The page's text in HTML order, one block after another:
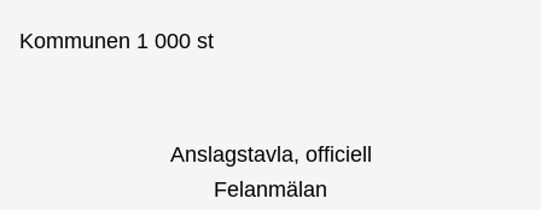
Kommunen 1 000 st
Anslagstavla, officiell
Felanmälan